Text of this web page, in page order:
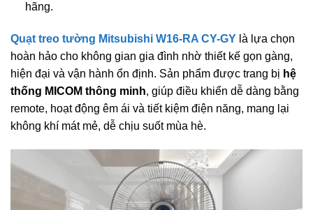
hãng.
Quạt treo tường Mitsubishi W16-RA CY-GY là lựa chọn
hoàn hảo cho không gian gia đình nhờ thiết kế gọn gàng,
hiện đại và vận hành ổn định. Sản phẩm được trang bị hệ
thống MICOM thông minh, giúp điều khiển dễ dàng bằng
remote, hoạt động êm ái và tiết kiệm điện năng, mang lại
không khí mát mẻ, dễ chịu suốt mùa hè.